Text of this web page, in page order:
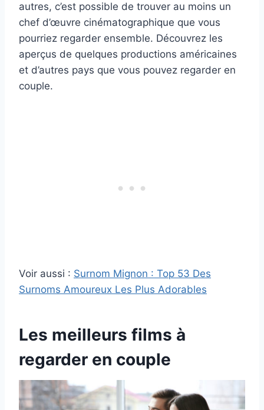
autres, c’est possible de trouver au moins un
chef d’œuvre cinématographique que vous
pourriez regarder ensemble. Découvrez les
aperçus de quelques productions américaines
et d’autres pays que vous pouvez regarder en
couple.
Voir aussi : Surnom Mignon : Top 53 Des
Surnoms Amoureux Les Plus Adorables
Les meilleurs films à
regarder en couple